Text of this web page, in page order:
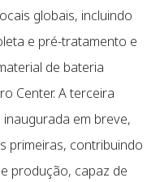
globais, incluindo
e pré-tratamento e
de bateria
Center. A terceira
em breve,
primeiras, contribuindo
produção, capaz de